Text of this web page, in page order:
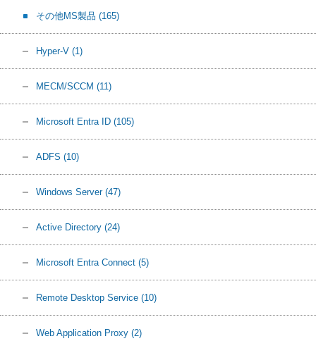
その他MS製品 (165)
Hyper-V (1)
MECM/SCCM (11)
Microsoft Entra ID (105)
ADFS (10)
Windows Server (47)
Active Directory (24)
Microsoft Entra Connect (5)
Remote Desktop Service (10)
Web Application Proxy (2)